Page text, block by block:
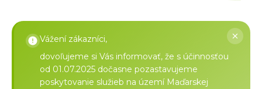
Vážení zákazníci,
dovoľujeme si Vás informovať, že s účinnosťou
od 01.07.2025 dočasne pozastavujeme
poskytovanie služieb na území Maďarskej